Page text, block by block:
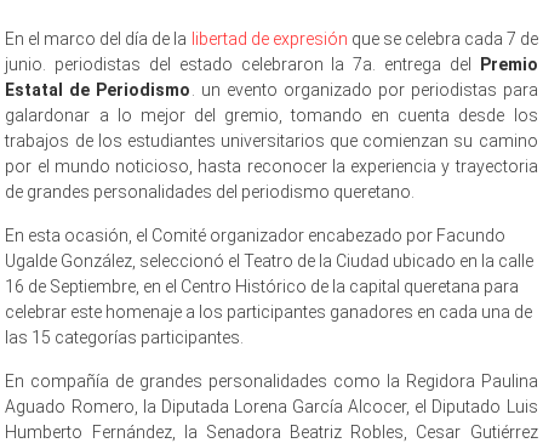
En el marco del día de la libertad de expresión que se celebra cada 7 de
junio. periodistas del estado celebraron la 7a. entrega del Premio
Estatal de Periodismo . un evento organizado por periodistas para
galardonar a lo mejor del gremio, tomando en cuenta desde los
trabajos de los estudiantes universitarios que comienzan su camino
por el mundo noticioso, hasta reconocer la experiencia y trayectoria
de grandes personalidades del periodismo queretano.
En esta ocasión, el Comité organizador encabezado por Facundo
Ugalde González, seleccionó el Teatro de la Ciudad ubicado en la calle
16 de Septiembre, en el Centro Histórico de la capital queretana para
celebrar este homenaje a los participantes ganadores en cada una de
las 15 categorías participantes.
En compañía de grandes personalidades como la Regidora Paulina
Aguado Romero, la Diputada Lorena García Alcocer, el Diputado Luis
Humberto Fernández, la Senadora Beatriz Robles, Cesar Gutiérrez